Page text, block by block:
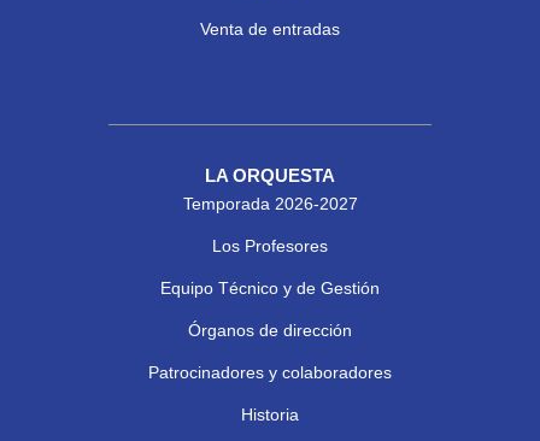
Venta de entradas
LA ORQUESTA
Temporada 2026-2027
Los Profesores
Equipo Técnico y de Gestión
Órganos de dirección
Patrocinadores y colaboradores
Historia